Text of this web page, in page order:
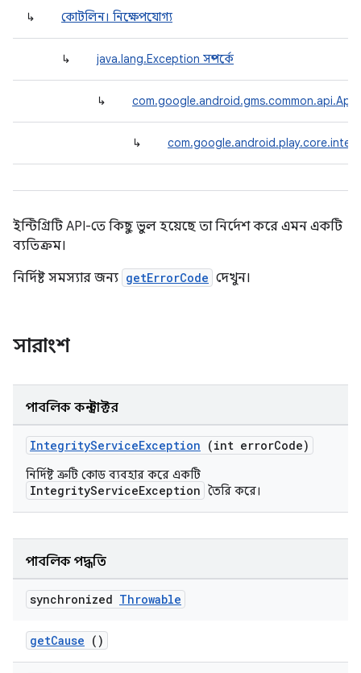
↳ কোটলিন। নিক্ষেপযোগ্য
↳ java.lang.Exception সম্পর্কে
↳
↳
ইন্টিগ্রিটি API-তে কিছু ভুল হয়েছে তা নির্দেশ করে এমন একটি
ব্যতিক্রম।
নির্দিষ্ট সমস্যার জন্য getErrorCode দেখুন।
সারাংশ
পাবলিক কনস্ট্রাক্টর
IntegrityServiceException (int errorCode)
নির্দিষ্ট ত্রুটি কোড ব্যবহার করে একটি
IntegrityServiceException তৈরি করে।
পাবলিক পদ্ধতি
synchronized Throwable
getCause ()